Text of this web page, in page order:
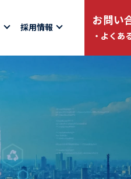
採用情報
お問い
・よくあ
Social link
サイト内検索